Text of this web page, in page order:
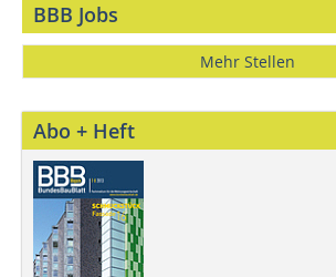
BBB Jobs
Mehr Stellen
Abo + Heft